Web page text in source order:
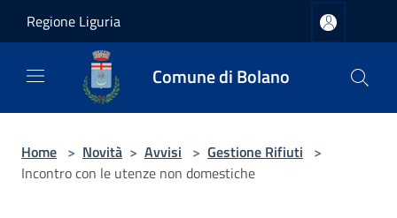
Regione Liguria
Comune di Bolano
Home > Novità > Avvisi > Gestione Rifiuti >
Incontro con le utenze non domestiche